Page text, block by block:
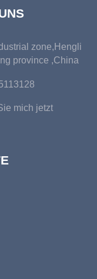
zone,Hengli
province ,China
mich jetzt